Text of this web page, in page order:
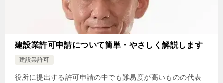
建設業許可申請について簡単・やさしく解説します
建設業許可
役所に提出する許可申請の中でも難易度が高いものの代表